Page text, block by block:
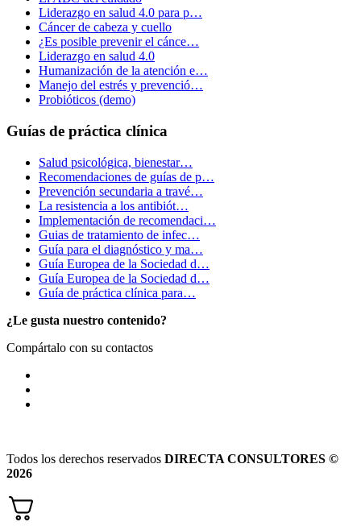
Liderazgo en salud 4.0 para p…
Cáncer de cabeza y cuello
¿Es posible prevenir el cánce…
Liderazgo en salud 4.0
Humanización de la atención e…
Manejo del estrés y prevenció…
Probióticos (demo)
Guías de práctica clínica
Salud psicológica, bienestar…
Recomendaciones de guías de p…
Prevención secundaria a travé…
La resistencia a los antibiót…
Implementación de recomendaci…
Guias de tratamiento de infec…
Guía para el diagnóstico y ma…
Guía Europea de la Sociedad d…
Guía Europea de la Sociedad d…
Guía de práctica clínica para…
¿Le gusta nuestro contenido?
Compártalo con su contactos
Todos los derechos reservados DIRECTA CONSULTORES ©
2026